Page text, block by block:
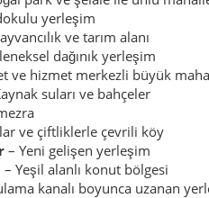
yerleşim
ve tarım alanı
dağınık yerleşim
ve hizmet merkezli büyük
suları ve bahçeler
ve çiftliklerle çevrili köy
– Yeni gelişen yerleşim
– Yeşil alanlı konut bölgesi
kanalı boyunca uzanan